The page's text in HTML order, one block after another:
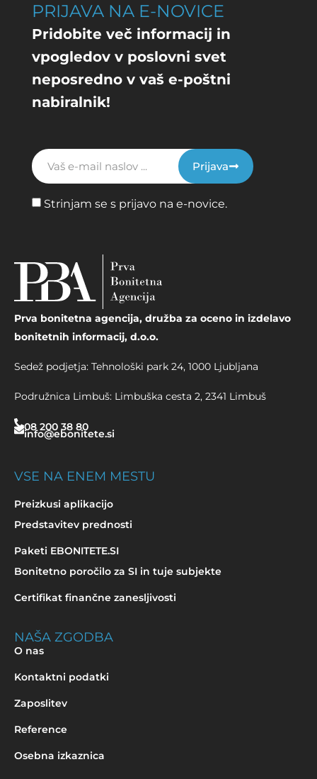
PRIJAVA NA E-NOVICE
Pridobite več informacij in
vpogledov v poslovni svet
neposredno v vaš e-poštni
nabiralnik!
Strinjam se s prijavo na e-novice.
Prijava
Prva bonitetna agencija, družba za oceno in izdelavo
bonitetnih informacij, d.o.o.
Sedež podjetja: Tehnološki park 24, 1000 Ljubljana
Podružnica Limbuš: Limbuška cesta 2, 2341 Limbuš
08 200 38 80
info@ebonitete.si
VSE NA ENEM MESTU
Preizkusi aplikacijo
Predstavitev prednosti
Paketi EBONITETE.SI
Bonitetno poročilo za SI in tuje subjekte
Certifikat finančne zanesljivosti
NAŠA ZGODBA
O nas
Kontaktni podatki
Zaposlitev
Reference
Osebna izkaznica